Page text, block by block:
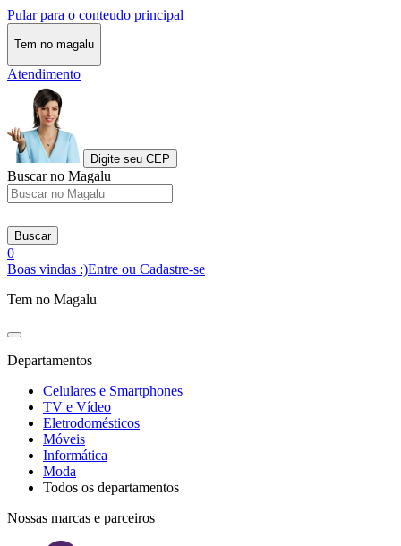
Pular para o conteudo principal
Tem no magalu
Atendimento
Digite seu CEP
Buscar no Magalu
Buscar
0
Boas vindas :)Entre ou Cadastre-se
Tem no Magalu
Departamentos
Celulares e Smartphones
TV e Vídeo
Eletrodomésticos
Móveis
Informática
Moda
Todos os departamentos
Nossas marcas e parceiros